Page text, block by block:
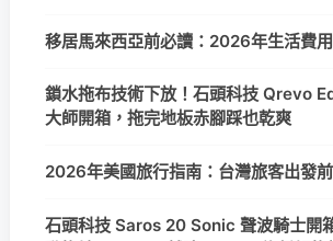
移居馬來西亞前必讀：2026年生活費
鎖水拖布技術下放！石頭科技 Qrevo
大師開箱，拖完地板赤腳踩也乾爽
2026年美國旅行指南：台灣旅客出發
石頭科技 Saros 20 Sonic 聲波騎士開